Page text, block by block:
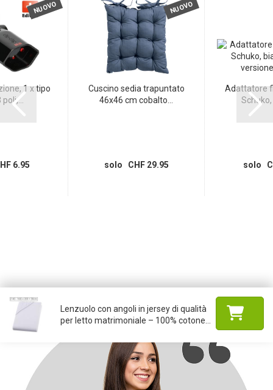
NUOVO
1 x tipo
6.95
NUOVO
Cuscino sedia trapuntato
46x46 cm cobalto...
solo CHF 29.95
Adattatore
solo
Lenzuolo con angoli in jersey di qualità
per letto matrimoniale – 100% cotone...